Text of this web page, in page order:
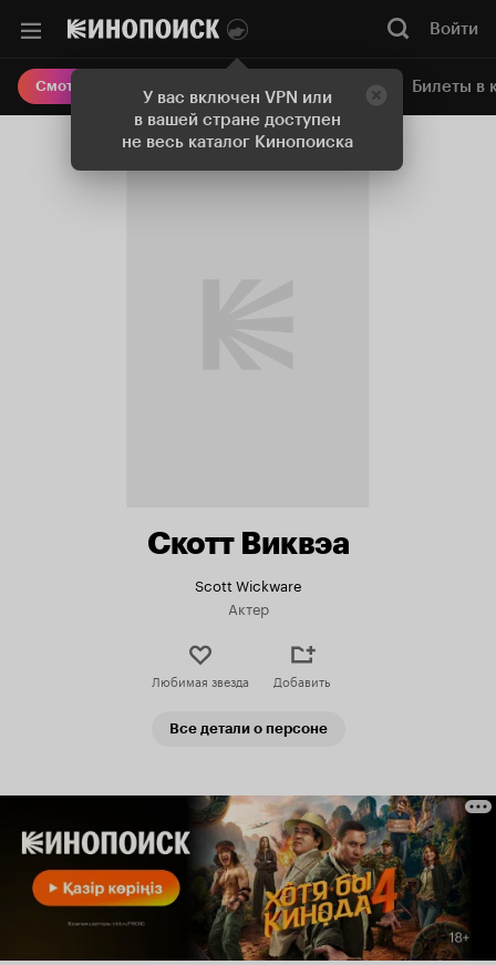
У вас включен VPN или
в вашей стране доступен
не весь каталог Кинопоиска
Войти
Смотреть кино Онлайн-кинотеатр Билеты в
Скотт Виквэа
Scott Wickware
Актер
Любимая звезда Добавить
Все детали о персоне